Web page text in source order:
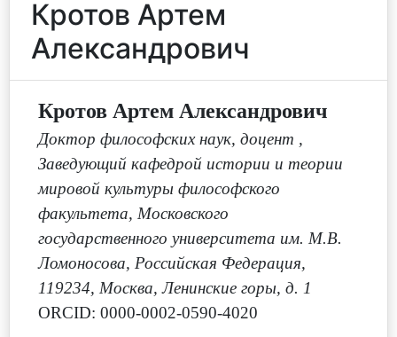
Кротов Артем
Александрович
Кротов Артем Александрович
Доктор философских наук, доцент ,
Заведующий кафедрой истории и теории
мировой культуры философского
факультета, Московского
государственного университета им. М.В.
Ломоносова, Российская Федерация,
119234, Москва, Ленинские горы, д. 1
ORCID: 0000-0002-0590-4020